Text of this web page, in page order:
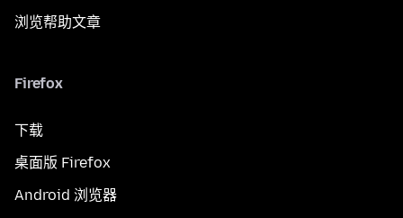
浏览帮助文章
Firefox
下载
桌面版 Firefox
Android 浏览器